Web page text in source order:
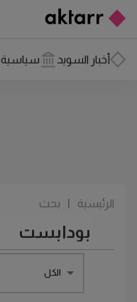
أخبار السويد سياسية
الرئيسية بحث
الكل